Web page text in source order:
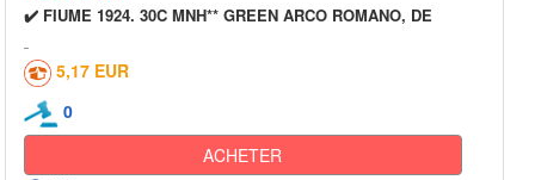
✔️ FIUME 1924. 30C MNH** GREEN ARCO ROMANO, DE
5,17 EUR
0
ACHETER